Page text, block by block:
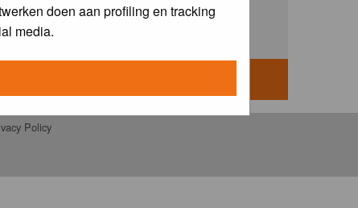
doen aan profiling en tracking
media.
Policy